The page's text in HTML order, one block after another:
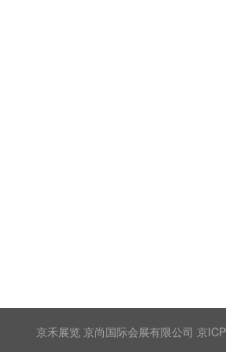
京禾展览 京尚国际会展有限公司 京